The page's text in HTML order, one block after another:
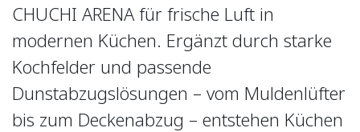
CHUCHI ARENA für frische Luft in
modernen Küchen. Ergänzt durch starke
Kochfelder und passende
Dunstabzugslösungen – vom Muldenlüfter
bis zum Deckenabzug – entstehen Küchen